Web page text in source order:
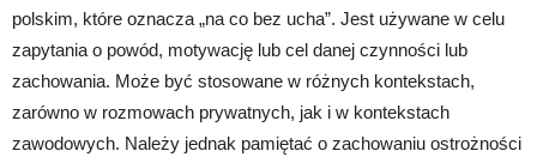
polskim, które oznacza „na co bez ucha”. Jest używane w celu
zapytania o powód, motywację lub cel danej czynności lub
zachowania. Może być stosowane w różnych kontekstach,
zarówno w rozmowach prywatnych, jak i w kontekstach
zawodowych. Należy jednak pamiętać o zachowaniu ostrożności